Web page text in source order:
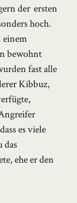
der ersten
hoch.
einem
bewohnt
fast alle
Kibbuz,
es viele
das
ehe er den